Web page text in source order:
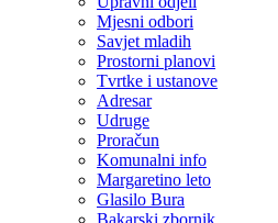
Mjesni odbori
Savjet mladih
Prostorni planovi
Tvrtke i ustanove
Adresar
Udruge
Proračun
Komunalni info
Margaretino leto
Glasilo Bura
Bakarski zbornik